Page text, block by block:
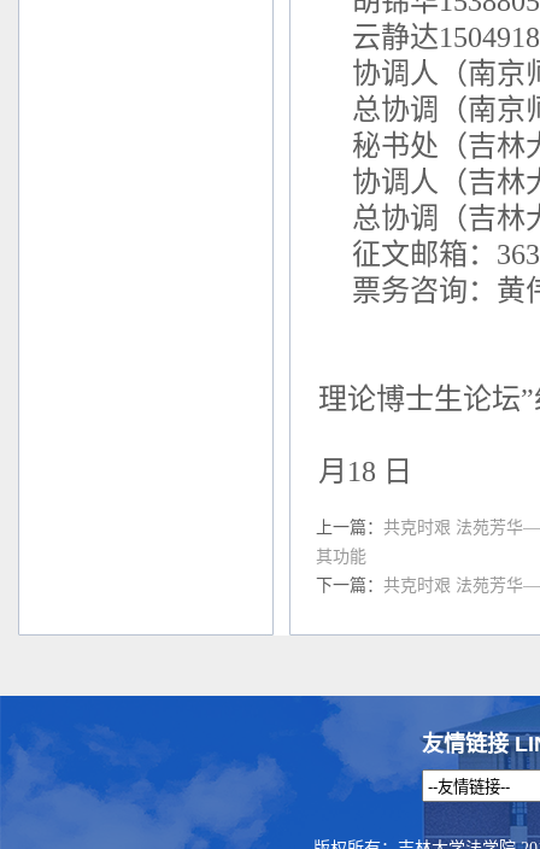
云静达
协调人（南京
总协调（南京
秘书处（吉林
协调人（吉林
总协调（吉林
征文邮箱：
票务咨询：黄
理论博士生论坛
月18 日
上一篇： 共克时艰 法苑芳华
其功能
下一篇： 共克时艰 法苑芳华
友情链接